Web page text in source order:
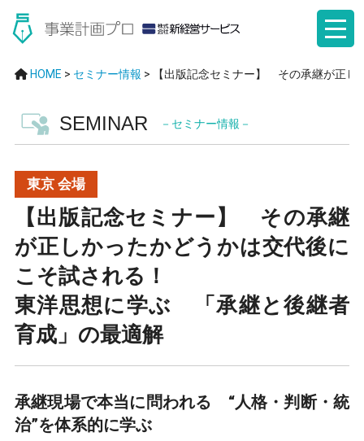
HOME > セミナー情報 > 【出版記念セミナー】 その承継が正し
SEMINAR －セミナー情報－
東京 会場
【出版記念セミナー】 その承継
が正しかったかどうかは交代後に
こそ試される！
東洋思想に学ぶ 「承継と後継者
育成」の最適解
承継現場で本当に問われる “人格・判断・統
治”を体系的に学ぶ